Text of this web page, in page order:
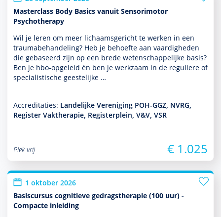
Masterclass Body Basics vanuit Sensorimotor
Psychotherapy
Wil je leren om meer lichaamsgericht te werken in een
traumabehan­del­ing? Heb je behoefte aan vaar­dig­heden
die gebaseerd zijn op een brede weten­schappe­lijke basis?
Ben je hbo-opgeleid én ben je werk­zaam in de reguliere of
specialis­tische geeste­lijke …
Accreditaties: Landelijke Vereniging POH-GGZ, NVRG,
Register Vaktherapie, Registerplein, V&V, VSR
Plek vrij € 1.025
1 oktober 2026
Basiscursus cognitieve gedragstherapie (100 uur) -
Compacte inleiding